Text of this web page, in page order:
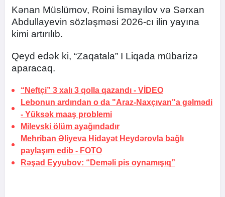
Kənan Müslümov, Roini İsmayılov və Sərxan
Abdullayevin sözləşməsi 2026-cı ilin yayına
kimi artırılıb.
Qeyd edək ki, “Zaqatala” I Liqada mübarizə
aparacaq.
“Neftçi” 3 xalı 3 qolla qazandı - VİDEO
Lebonun ardından o da "Araz-Naxçıvan"a gəlmədi
- Yüksək maaş problemi
Milevski ölüm ayağındadır
Mehriban Əliyeva Hidayət Heydərovla bağlı
paylaşım edib - FOTO
Rəşad Eyyubov: “Deməli pis oynamışıq”